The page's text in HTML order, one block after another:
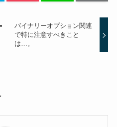
バイナリーオプション関連
で特に注意すべきこと
は…。